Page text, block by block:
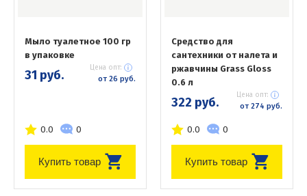
Мыло туалетное 100 гр
в упаковке
31 руб. Цена опт:
от 26 руб.
0.0 0
Купить товар
Средство для
сантехники от налета и
ржавчины Grass Gloss
0.6 л
322 руб. Цена опт:
от 274 руб.
0.0 0
Купить товар